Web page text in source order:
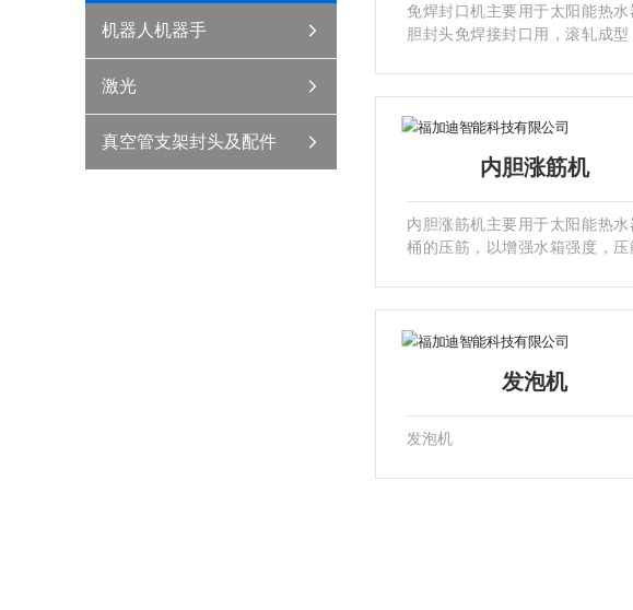
机器人机器手
激光
真空管支架封头及配件
免焊封口机主要用于太阳能热水
胆封头免焊接封口用，滚轧成型
工件不变形。工作长度3000mm
压0.5MPa，功率1.5KW，可加工
厚度为0.2-0.6MM。机器尺寸3.5
内胆涨筋机
内胆涨筋机主要用于太阳能热水
桶的压筋，以增强水箱强度，压
快。工作长度为2000mm，气压
Pa，可加工板材厚度0.2-1.2MM
器尺寸2.5米x0.8米x1.7米。
发泡机
发泡机